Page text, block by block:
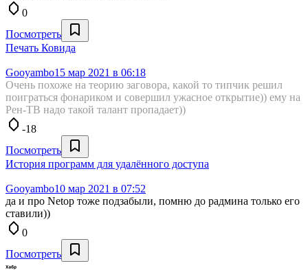
0
Посмотреть
Печать Ковида
Gooyambo15 мар 2021 в 06:18
Очень похоже на теорию заговора, какой то типчик решил
поиграться фонариком и совершил ужасное открытие)) ему на
Рен-ТВ надо такой талант пропадает))
-18
Посмотреть
История программ для удалённого доступа
Gooyambo10 мар 2021 в 07:52
да и про Netop тоже подзабыли, помню до радмина только его
ставили))
0
Посмотреть